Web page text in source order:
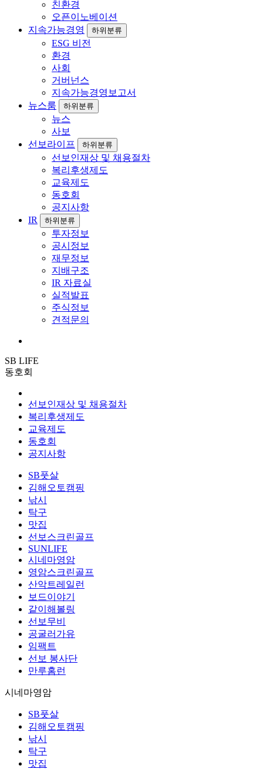
친환경
오픈이노베이션
지속가능경영
하위분류
ESG 비전
환경
사회
거버넌스
지속가능경영보고서
뉴스룸
하위분류
뉴스
사보
선보라이프
하위분류
선보인재상 및 채용절차
복리후생제도
교육제도
동호회
공지사항
IR
하위분류
투자정보
공시정보
재무정보
지배구조
IR 자료실
실적발표
주식정보
견적문의
SB LIFE
동호회
선보인재상 및 채용절차
복리후생제도
교육제도
동호회
공지사항
SB풋살
김해오토캠핑
낚시
탁구
맛집
선보스크린골프
SUNLIFE
시네마영암
영암스크린골프
산악트레일런
보드이야기
같이해볼링
선보무비
공굴러가유
임팩트
선보 봉사단
만루홈런
시네마영암
SB풋살
김해오토캠핑
낚시
탁구
맛집